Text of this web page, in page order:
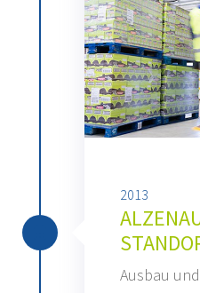
2013
Ausbau